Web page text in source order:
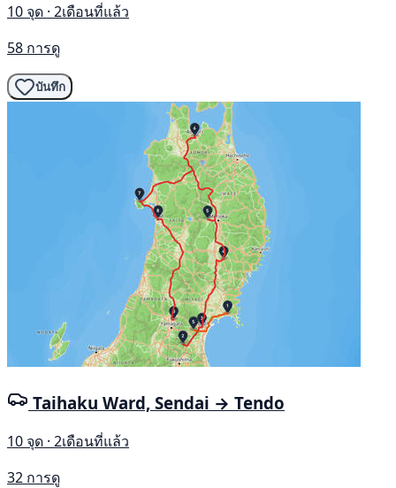
10 จุด · 2เดือนที่แล้ว
58 การดู
บันทึก
Taihaku Ward, Sendai → Tendo
10 จุด · 2เดือนที่แล้ว
32 การดู